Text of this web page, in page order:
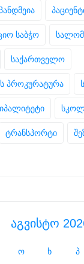
საბჭო
საქართველო
პროკურატურა
ტრანსპორტი
აგვისტო
ო ხ პ